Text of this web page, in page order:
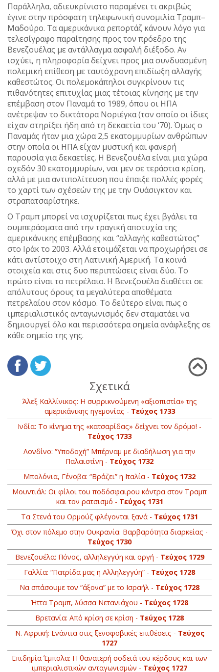
Παράλληλα, αδιευκρίνιστο παραμένει τι ακριβώς
έγινε στην πρόσφατη τηλεφωνική συνομιλία Τραμπ–
Μαδούρο. Τα αμερικάνικα ρεπορτάζ κάνουν λόγο για
τελεσίγραφο παραίτησης προς τον πρόεδρο της
Βενεζουέλας με αντάλλαγμα ασφαλή διέξοδο. Αν
ισχύει, η πληροφορία δείχνει προς μια συνδυασμένη
πολεμική επίθεση με ταυτόχρονη επιδίωξη αλλαγής
καθεστώτος. Οι πολεμοκάπηλοι συγκρίνουν τις
πιθανότητες επιτυχίας μιας τέτοιας κίνησης με την
επέμβαση στον Παναμά το 1989, όπου οι ΗΠΑ
ανέτρεψαν το δικτάτορα Νοριέγκα (τον οποίο οι ίδιες
είχαν στηρίξει ήδη από τη δεκαετία του ‘70). Όμως ο
Παναμάς ήταν μια χώρα 2,5 εκατομμυρίων ανθρώπων
στην οποία οι ΗΠΑ είχαν μυστική και φανερή
παρουσία για δεκαετίες. Η Βενεζουέλα είναι μια χώρα
σχεδόν 30 εκατομμυρίων, ναι μεν σε τεράστια κρίση,
αλλά με μια αντιπολίτευση που έπαιξε πολλές φορές
το χαρτί των σχέσεών της με την Ουάσιγκτον και
στραπατσαρίστηκε.
Ο Τραμπ μπορεί να ισχυρίζεται πως έχει βγάλει τα
συμπεράσματα από την τραγική αποτυχία της
αμερικάνικης επέμβασης και “αλλαγής καθεστώτος”
στο Ιράκ το 2003. Αλλά ετοιμάζεται να προχωρήσει σε
κάτι αντίστοιχο στη Λατινική Αμερική. Τα κοινά
στοιχεία και στις δυο περιπτώσεις είναι δύο. Το
πρώτο είναι το πετρέλαιο. Η Βενεζουέλα διαθέτει σε
απόλυτους όρους τα μεγαλύτερα αποθέματα
πετρελαίου στον κόσμο. Το δεύτερο είναι πως ο
ιμπεριαλιστικός ανταγωνισμός δεν σταματάει να
δημιουργεί όλο και περισσότερα σημεία ανάφλεξης σε
κάθε σημείο της γης.
Σχετικά
Άλεξ Καλλίνικος: Η συρρικνούμενη «αξιοπιστία» της
αμερικάνικης ηγεμονίας - Τεύχος 1733
Ινδία: Το κίνημα της «κατσαρίδας» δείχνει τον δρόμο! -
Τεύχος 1733
Λονδίνο: “Υποδοχή” Μπέρναμ με διαδήλωση για την
Παλαιστίνη - Τεύχος 1732
Μπολόνια, Γένοβα: “Βράζει” η Ιταλία - Τεύχος 1732
Μουντιάλ: Οι φίλοι του ποδόσφαιρου κόντρα στον Τραμπ
και τον ρατσισμό - Τεύχος 1731
Τα Στενά του Ορμούζ φλέγονται ξανά - Τεύχος 1731
Όχι στον πόλεμο στην Ουκρανία: Βαρβαρότητα διαρκείας -
Τεύχος 1730
Βενεζουέλα: Πόνος, αλληλεγγύη και οργή - Τεύχος 1729
Γαλλία: “Πατρίδα μας η Αλληλεγγύη” - Τεύχος 1728
Να σπάσουμε τον “άξονα” με το Ισραήλ - Τεύχος 1728
Ήττα Τραμπ, λύσσα Νετανιάχου - Τεύχος 1728
Βρετανία: Από κρίση σε κρίση - Τεύχος 1728
Ν. Αφρική: Ενάντια στις ξενοφοβικές επιθέσεις - Τεύχος
1727
Επιδημία Έμπολα: Η θανατερή σοδειά του κέρδους και των
ιμπεριαλιστικών ανταγωνισμών - Τεύχος 1727